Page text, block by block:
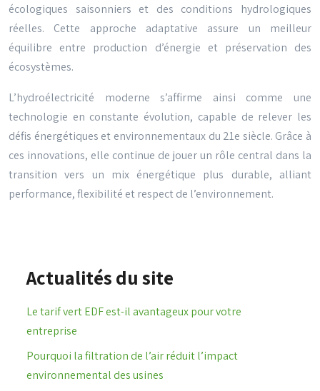
écologiques saisonniers et des conditions hydrologiques
réelles. Cette approche adaptative assure un meilleur
équilibre entre production d’énergie et préservation des
écosystèmes.
L’hydroélectricité moderne s’affirme ainsi comme une
technologie en constante évolution, capable de relever les
défis énergétiques et environnementaux du 21e siècle. Grâce à
ces innovations, elle continue de jouer un rôle central dans la
transition vers un mix énergétique plus durable, alliant
performance, flexibilité et respect de l’environnement.
Actualités du site
Le tarif vert EDF est-il avantageux pour votre
entreprise
Pourquoi la filtration de l’air réduit l’impact
environnemental des usines